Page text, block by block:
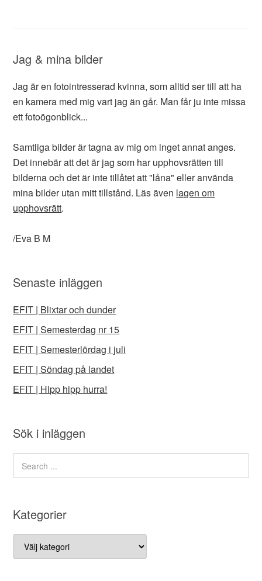
Jag & mina bilder
Jag är en fotointresserad kvinna, som alltid ser till att ha
en kamera med mig vart jag än går. Man får ju inte missa
ett fotoögonblick...
Samtliga bilder är tagna av mig om inget annat anges.
Det innebär att det är jag som har upphovsrätten till
bilderna och det är inte tillåtet att "låna" eller använda
mina bilder utan mitt tillstånd. Läs även lagen om
upphovsrätt.
/Eva B M
Senaste inläggen
EFIT | Blixtar och dunder
EFIT | Semesterdag nr 15
EFIT | Semesterlördag i juli
EFIT | Söndag på landet
EFIT | Hipp hipp hurra!
Sök i inläggen
Kategorier
Kategorier